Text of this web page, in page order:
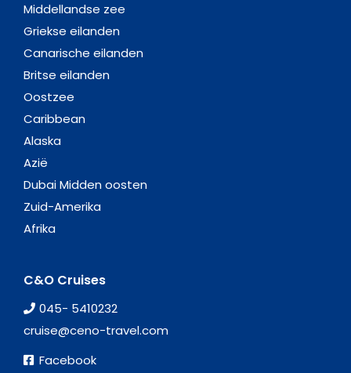
Middellandse zee
Griekse eilanden
Canarische eilanden
Britse eilanden
Oostzee
Caribbean
Alaska
Azië
Dubai Midden oosten
Zuid-Amerika
Afrika
C&O Cruises
045- 5410232
cruise@ceno-travel.com
Facebook